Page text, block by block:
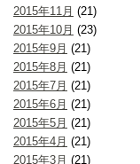
2015年11月 (21)
2015年10月 (23)
2015年9月 (21)
2015年8月 (21)
2015年7月 (21)
2015年6月 (21)
2015年5月 (21)
2015年4月 (21)
2015年3月 (21)